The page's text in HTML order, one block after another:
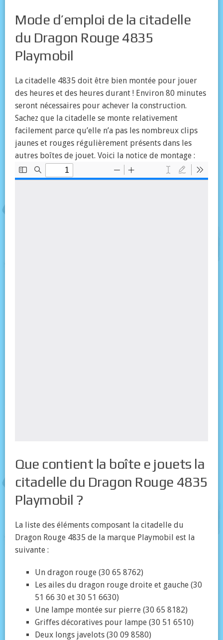
Mode d’emploi de la citadelle
du Dragon Rouge 4835
Playmobil
La citadelle 4835 doit être bien montée pour jouer
des heures et des heures durant ! Environ 80 minutes
seront nécessaires pour achever la construction.
Sachez que la citadelle se monte relativement
facilement parce qu’elle n’a pas les nombreux clips
jaunes et rouges régulièrement présents dans les
autres boîtes de jouet. Voici la notice de montage :
Que contient la boîte e jouets la
citadelle du Dragon Rouge 4835
Playmobil ?
La liste des éléments composant la citadelle du
Dragon Rouge 4835 de la marque Playmobil est la
suivante :
Un dragon rouge (30 65 8762)
Les ailes du dragon rouge droite et gauche (30
51 66 30 et 30 51 6630)
Une lampe montée sur pierre (30 65 8182)
Griffes décoratives pour lampe (30 51 6510)
Deux longs javelots (30 09 8580)